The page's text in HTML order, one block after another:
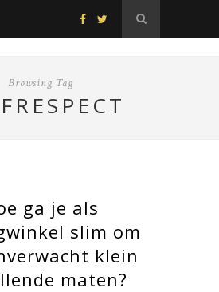
Browsing Tag
ga je als
slim om
klein
maten?